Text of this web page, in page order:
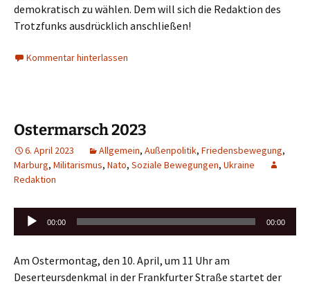
demokratisch zu wählen. Dem will sich die Redaktion des
Trotzfunks ausdrücklich anschließen!
Kommentar hinterlassen
Ostermarsch 2023
6. April 2023 Allgemein, Außenpolitik, Friedensbewegung,
Marburg, Militarismus, Nato, Soziale Bewegungen, Ukraine
Redaktion
Audio-
Player
00:00 00:00
Am Ostermontag, den 10. April, um 11 Uhr am
Deserteursdenkmal in der Frankfurter Straße startet der